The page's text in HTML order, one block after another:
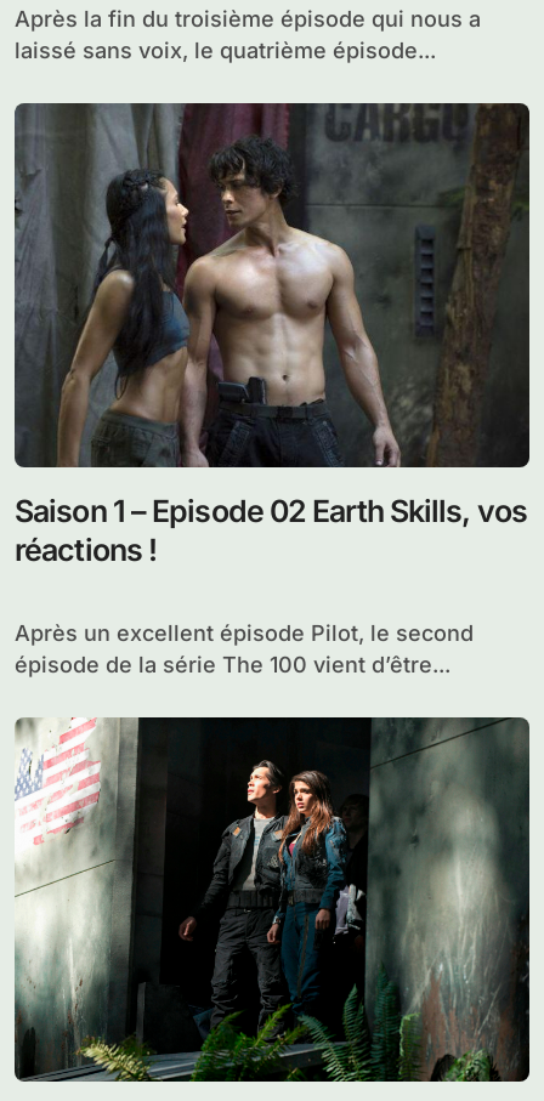
Saison 1 – Episode 04 Murphy’s Law,
vos réactions !
Après la fin du troisième épisode qui nous a
laissé sans voix, le quatrième épisode...
Saison 1 – Episode 02 Earth Skills, vos
réactions !
Après un excellent épisode Pilot, le second
épisode de la série The 100 vient d’être...